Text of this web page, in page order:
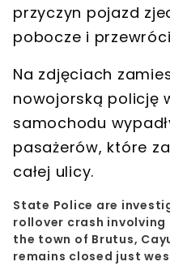
przyczyn pojazd
pobocze i
Na zdjęciach
nowojorską policję
samochodu
pasażerów, które
całej ulicy.
State Police are
rollover crash involving
the town of Brutus,
remains closed just